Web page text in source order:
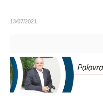
GALERIA EX-PRESIDENTES
ORGANOGRAMA
13/07/2021